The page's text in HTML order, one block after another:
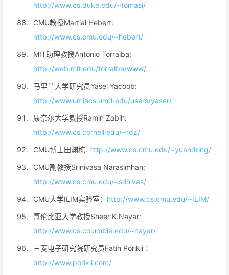
http://www.cs.duke.edu/~tomasi/
CMU教授Martial Hebert:
http://www.cs.cmu.edu/~hebert/
MIT助理教授Antonio Torralba:
http://web.mit.edu/torralba/www/
马里兰大学研究员Yasel Yacoob:
http://www.umiacs.umd.edu/users/yaser/
康奈尔大学教授Ramin Zabih:
http://www.cs.cornell.edu/~rdz/
CMU博士田渊栋: http://www.cs.cmu.edu/~yuandong/
CMU副教授Srinivasa Narasimhan:
http://www.cs.cmu.edu/~srinivas/
CMU大学ILIM实验室： http://www.cs.cmu.edu/~ILIM/
哥伦比亚大学教授Sheer K.Nayar:
http://www.cs.columbia.edu/~nayar/
三菱电子研究院研究员Fatih Porikli ：
http://www.porikli.com/